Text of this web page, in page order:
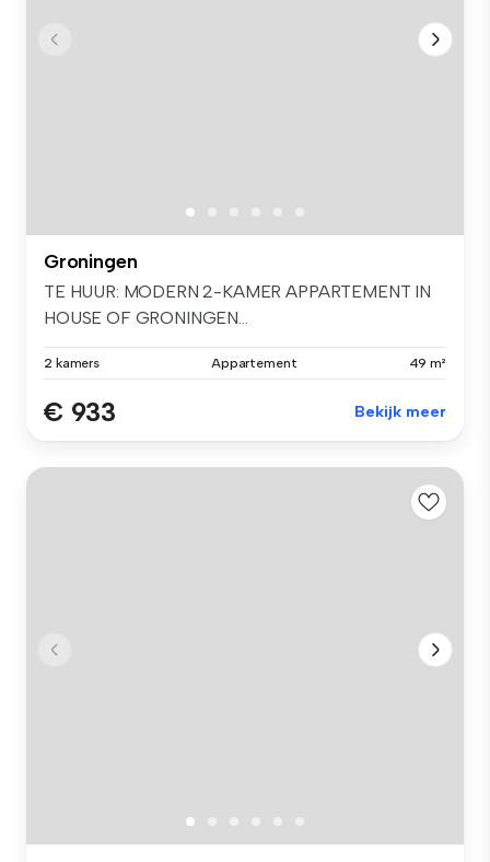
Groningen
TE HUUR: MODERN 2-KAMER APPARTEMENT IN
HOUSE OF GRONINGEN...
2 kamers Appartement 49 m²
€ 933 Bekijk meer